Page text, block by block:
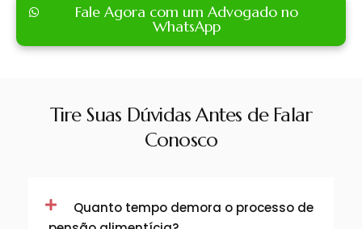
Fale Agora com um Advogado no
WhatsApp
Tire Suas Dúvidas Antes de Falar
Conosco
Quanto tempo demora o processo de